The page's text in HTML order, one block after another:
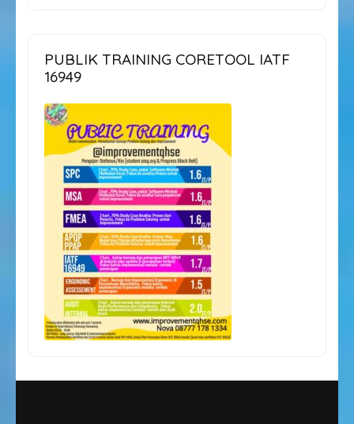
PUBLIK TRAINING CORETOOL IATF
16949